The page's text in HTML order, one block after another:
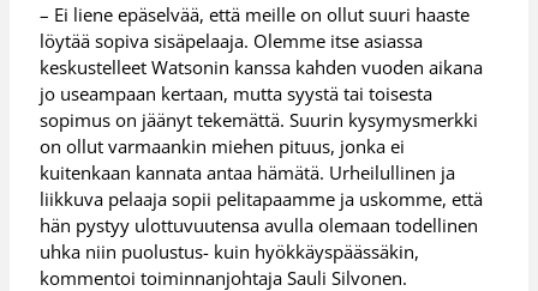
– Ei liene epäselvää, että meille on ollut suuri haaste
löytää sopiva sisäpelaaja. Olemme itse asiassa
keskustelleet Watsonin kanssa kahden vuoden aikana
jo useampaan kertaan, mutta syystä tai toisesta
sopimus on jäänyt tekemättä. Suurin kysymysmerkki
on ollut varmaankin miehen pituus, jonka ei
kuitenkaan kannata antaa hämätä. Urheilullinen ja
liikkuva pelaaja sopii pelitapaamme ja uskomme, että
hän pystyy ulottuvuutensa avulla olemaan todellinen
uhka niin puolustus- kuin hyökkäyspäässäkin,
kommentoi toiminnanjohtaja Sauli Silvonen.